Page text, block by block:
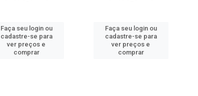
Faça seu login ou
cadastre-se para
ver preços e
comprar
Faça seu login ou
cadastre-se para
ver preços e
comprar